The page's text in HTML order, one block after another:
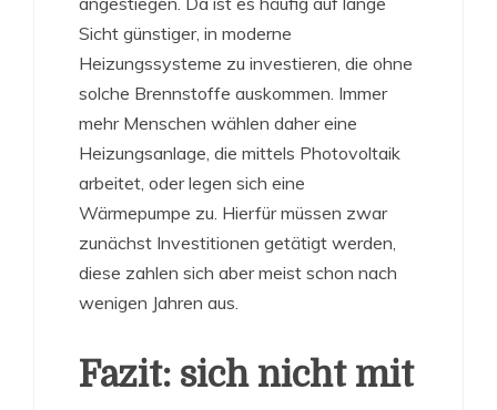
Sicht günstiger, in moderne
Heizungssysteme zu investieren, die ohne
solche Brennstoffe auskommen. Immer
mehr Menschen wählen daher eine
Heizungsanlage, die mittels Photovoltaik
arbeitet, oder legen sich eine
Wärmepumpe zu. Hierfür müssen zwar
zunächst Investitionen getätigt werden,
diese zahlen sich aber meist schon nach
wenigen Jahren aus.
Fazit: sich nicht mit